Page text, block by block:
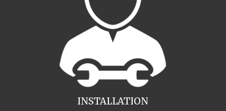
INSTALLATION